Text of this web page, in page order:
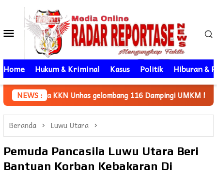
kontenMenu
Mobile
Home Hukum & Kriminal Kasus Politik Hiburan &
NEWS :
gelombang 116 Dampingi UMKM Minasatene Bangun
Beranda Luwu Utara
Pemuda Pancasila Luwu Utara Beri
Bantuan Korban Kebakaran Di